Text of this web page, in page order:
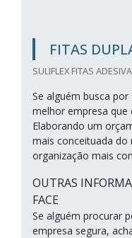
FITAS
SULIFLEX FITAS
Se alguém busca
melhor empresa que
Elaborando um
mais conceituada do
organização mais
OUTRAS
FACE
Se alguém procurar
empresa segura,